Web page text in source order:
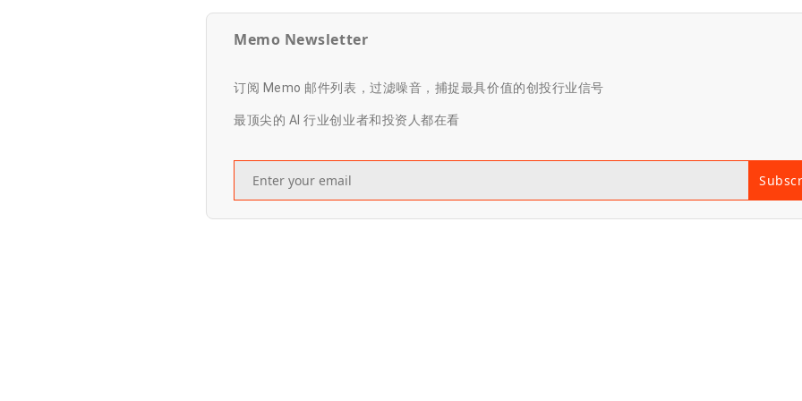
Memo Newsletter
订阅 Memo 邮件列表，过滤噪音，捕捉最具价值的创投行业信号
最顶尖的 AI 行业创业者和投资人都在看